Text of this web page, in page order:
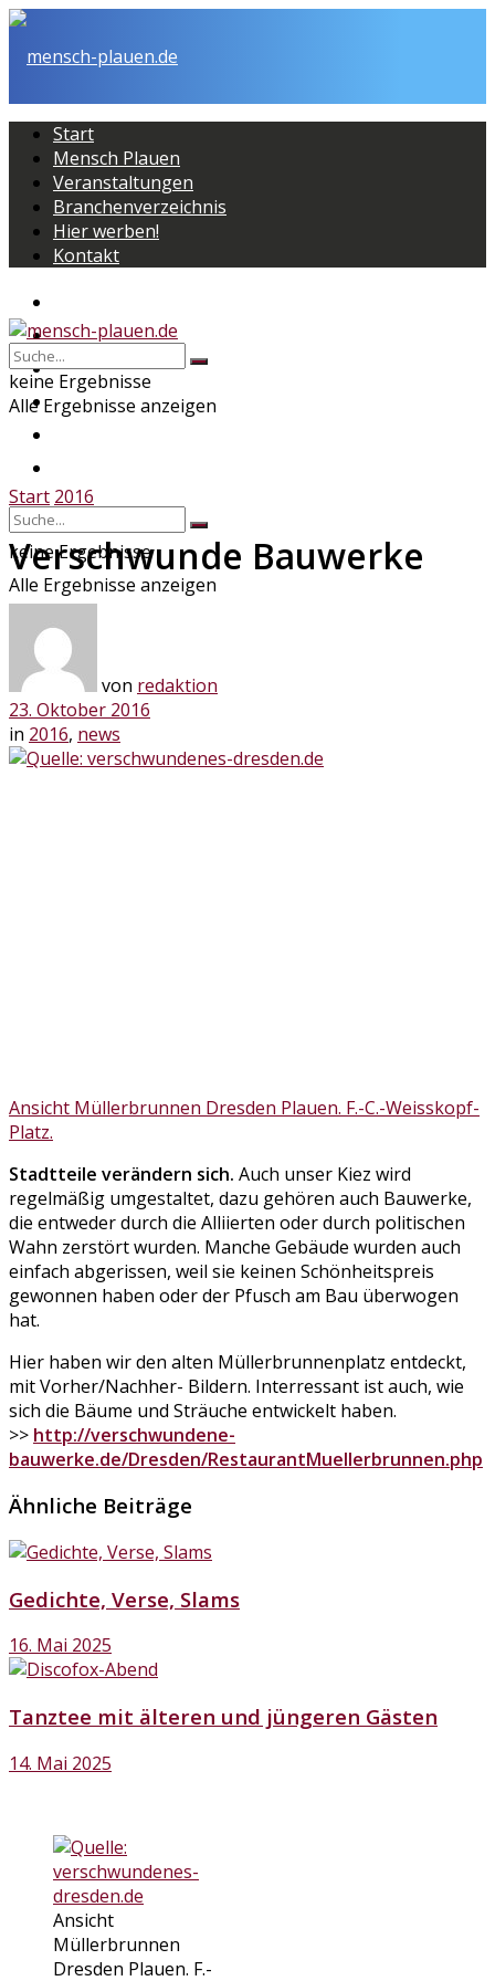
Start
Mensch Plauen
Veranstaltungen
Branchenverzeichnis
Hier werben!
Kontakt
Mensch Plauen
Veranstaltungen
Branchenverzeichnis
keine Ergebnisse
Alle Ergebnisse anzeigen
keine Ergebnisse
Alle Ergebnisse anzeigen
Start 2016
Verschwunde Bauwerke
von redaktion
23. Oktober 2016
in 2016, news
Ansicht Müllerbrunnen Dresden Plauen. F.-C.-Weisskopf-
Platz.
Stadtteile verändern sich. Auch unser Kiez wird
regelmäßig umgestaltet, dazu gehören auch Bauwerke,
die entweder durch die Alliierten oder durch politischen
Wahn zerstört wurden. Manche Gebäude wurden auch
einfach abgerissen, weil sie keinen Schönheitspreis
gewonnen haben oder der Pfusch am Bau überwogen
hat.
Hier haben wir den alten Müllerbrunnenplatz entdeckt,
mit Vorher/Nachher- Bildern. Interressant ist auch, wie
sich die Bäume und Sträuche entwickelt haben.
>> http://verschwundene-
bauwerke.de/Dresden/RestaurantMuellerbrunnen.php
Ähnliche Beiträge
Gedichte, Verse, Slams
16. Mai 2025
Tanztee mit älteren und jüngeren Gästen
14. Mai 2025
Ansicht
Müllerbrunnen
Dresden Plauen. F.-